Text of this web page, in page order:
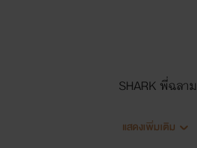
SHARK พี่ฉลาม
แสดงเพิ่มเติม